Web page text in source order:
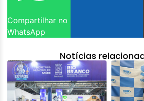
Compartilhar no
WhatsApp
Notícias